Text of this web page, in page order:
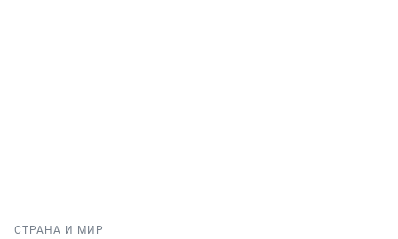
СТРАНА И МИР